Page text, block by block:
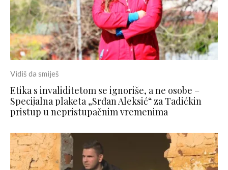
Vidiš da smiješ
Etika s invaliditetom se ignoriše, a ne osobe –
Specijalna plaketa „Srđan Aleksić“ za Tadićkin
pristup u nepristupačnim vremenima